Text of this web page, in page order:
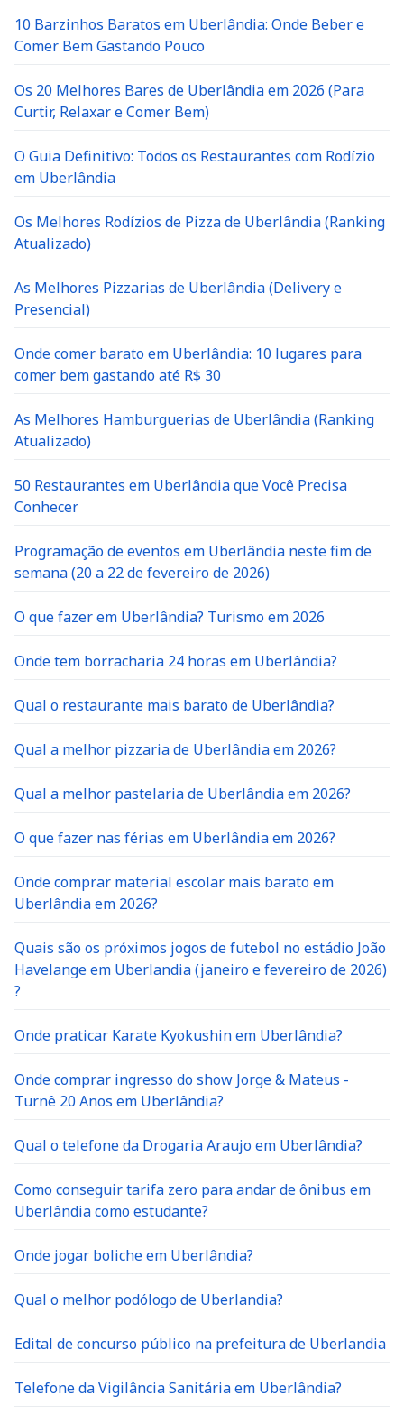
10 Barzinhos Baratos em Uberlândia: Onde Beber e
Comer Bem Gastando Pouco
Os 20 Melhores Bares de Uberlândia em 2026 (Para
Curtir, Relaxar e Comer Bem)
O Guia Definitivo: Todos os Restaurantes com Rodízio
em Uberlândia
Os Melhores Rodízios de Pizza de Uberlândia (Ranking
Atualizado)
As Melhores Pizzarias de Uberlândia (Delivery e
Presencial)
Onde comer barato em Uberlândia: 10 lugares para
comer bem gastando até R$ 30
As Melhores Hamburguerias de Uberlândia (Ranking
Atualizado)
50 Restaurantes em Uberlândia que Você Precisa
Conhecer
Programação de eventos em Uberlândia neste fim de
semana (20 a 22 de fevereiro de 2026)
O que fazer em Uberlândia? Turismo em 2026
Onde tem borracharia 24 horas em Uberlândia?
Qual o restaurante mais barato de Uberlândia?
Qual a melhor pizzaria de Uberlândia em 2026?
Qual a melhor pastelaria de Uberlândia em 2026?
O que fazer nas férias em Uberlândia em 2026?
Onde comprar material escolar mais barato em
Uberlândia em 2026?
Quais são os próximos jogos de futebol no estádio João
Havelange em Uberlandia (janeiro e fevereiro de 2026)
?
Onde praticar Karate Kyokushin em Uberlândia?
Onde comprar ingresso do show Jorge & Mateus -
Turnê 20 Anos em Uberlândia?
Qual o telefone da Drogaria Araujo em Uberlândia?
Como conseguir tarifa zero para andar de ônibus em
Uberlândia como estudante?
Onde jogar boliche em Uberlândia?
Qual o melhor podólogo de Uberlandia?
Edital de concurso público na prefeitura de Uberlandia
Telefone da Vigilância Sanitária em Uberlândia?